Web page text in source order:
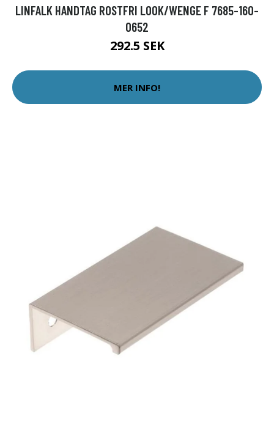
LINFALK HANDTAG ROSTFRI LOOK/WENGE F 7685-160-
0652
292.5 SEK
MER INFO!